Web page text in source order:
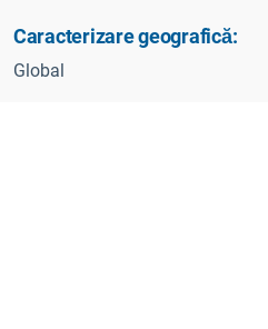
Caracterizare geografică:
Global